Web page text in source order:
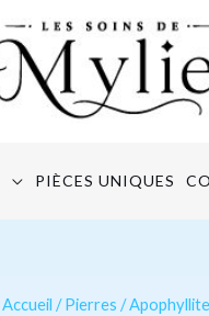
PIÈCES UNIQUES
Accueil /Pierres / Apophyllite
quantité